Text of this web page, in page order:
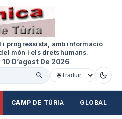
i progressista, amb informació
món i els drets humans.
D’agost De 2026
CAMP DE TÚRIA GLOBAL